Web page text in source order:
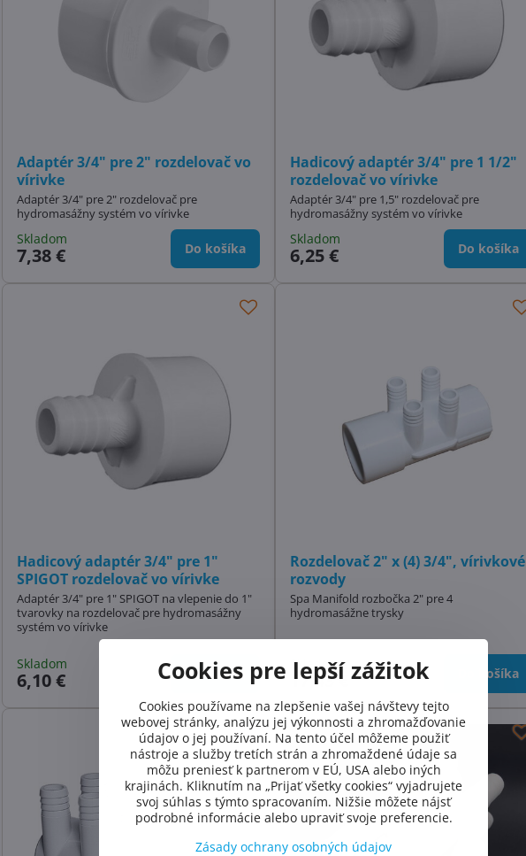
Adaptér 3/4" pre 2" rozdelovač vo
vírivke
Adaptér 3/4" pre 2" rozdelovač pre
hydromasážny systém vo vírivke
Skladom
7,38 € Do košíka
Hadicový adaptér 3/4" pre 1 1/2"
rozdelovač vo vírivke
Adaptér 3/4" pre 1,5" rozdelovač pre
hydromasážny systém vo vírivke
Skladom
6,25 € Do košíka
Hadicový adaptér 3/4" pre 1"
SPIGOT rozdelovač vo vírivke
Adaptér 3/4" pre 1" SPIGOT na vlepenie do 1"
tvarovky na rozdelovač pre hydromasážny
systém vo vírivke
Skladom
6,10 € Do košíka
Rozdelovač 2" x (4) 3/4", vírivkové
rozvody
Spa Manifold rozbočka 2" pre 4
hydromasážne trysky
Skladom
17,43 € Do košíka
Cookies pre lepší zážitok
Cookies používame na zlepšenie vašej návštevy tejto
webovej stránky, analýzu jej výkonnosti a zhromažďovanie
údajov o jej používaní. Na tento účel môžeme použiť
nástroje a služby tretích strán a zhromaždené údaje sa
môžu preniesť k partnerom v EÚ, USA alebo iných
krajinách. Kliknutím na „Prijať všetky cookies“ vyjadrujete
svoj súhlas s týmto spracovaním. Nižšie môžete nájsť
podrobné informácie alebo upraviť svoje preferencie.
Zásady ochrany osobných údajov